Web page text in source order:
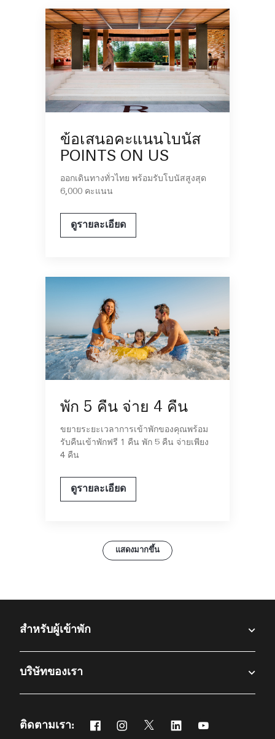
ข้อเสนอคะแนนโบนัส
POINTS ON US
ออกเดินทางทั่วไทย พร้อมรับโบนัสสูงสุด
6,000 คะแนน
ดูรายละเอียด
พัก 5 คืน จ่าย 4 คืน
ขยายระยะเวลาการเข้าพักของคุณพร้อม
รับคืนเข้าพักฟรี 1 คืน พัก 5 คืน จ่ายเพียง
4 คืน
ดูรายละเอียด
แสดงมากขึ้น
สำหรับผู้เข้าพัก​
บริษัทของเรา
ติดตามเรา:
Facebook
เปิดในหน้าต่างใหม่
Instagram
เปิดในหน้าต่างใหม่
Twitter
เปิดในหน้าต่างใหม่
Linkedin
เปิดในหน้าต่างใหม่